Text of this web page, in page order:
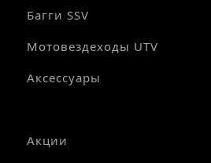
Багги SSV
Мотовездеходы UTV
Аксессуары
Акции